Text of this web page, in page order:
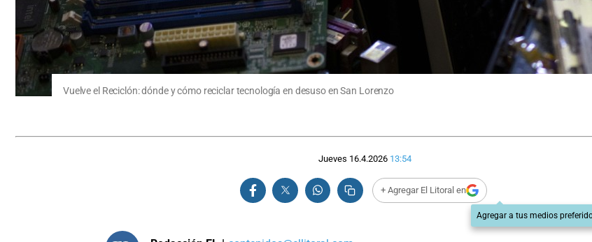
Vuelve el Reciclón: dónde y cómo reciclar tecnología en desuso en San Lorenzo
Jueves 16.4.2026 13:54
+ Agregar El Litoral en
Agregar a tus medios